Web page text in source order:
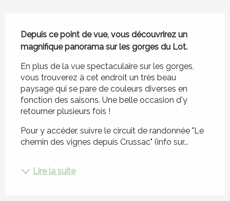
Depuis ce point de vue, vous découvrirez un
magnifique panorama sur les gorges du Lot.
En plus de la vue spectaculaire sur les gorges,
vous trouverez à cet endroit un très beau
paysage qui se pare de couleurs diverses en
fonction des saisons. Une belle occasion d'y
retourner plusieurs fois !
Pour y accéder, suivre le circuit de randonnée "Le
chemin des vignes depuis Crussac" (info sur...
Lire la suite